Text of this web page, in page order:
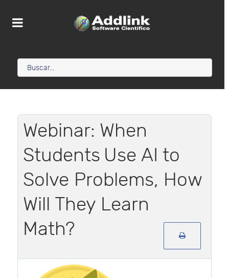
Webinar: When
Students Use AI to
Solve Problems, How
Will They Learn
Math?